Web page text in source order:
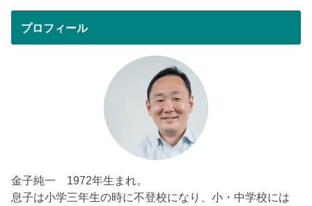
プロフィール
金子純一 1972年生まれ。
息子は小学三年生の時に不登校になり、小・中学校には